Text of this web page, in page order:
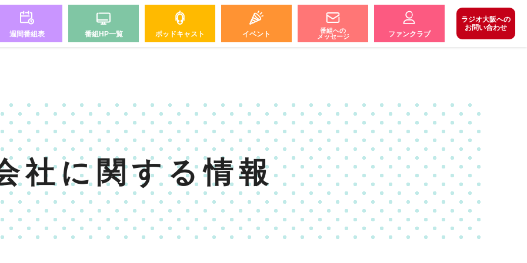
週間番組表 番組HP一覧 ポッドキャスト イベント
番組への
メッセージ
ファンクラブ
ラジオ大阪への
お問い合わせ
社に関する情報